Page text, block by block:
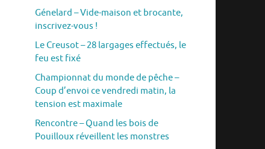
Génelard – Vide-maison et brocante,
inscrivez-vous !
Le Creusot – 28 largages effectués, le
feu est fixé
Championnat du monde de pêche –
Coup d’envoi ce vendredi matin, la
tension est maximale
Rencontre – Quand les bois de
Pouilloux réveillent les monstres